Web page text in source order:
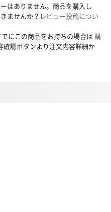
はありません。商品を購入し
ませんか？ レビュー投稿につい
にこの商品をお持ちの場合は 購
確認ボタンより注文内容詳細か